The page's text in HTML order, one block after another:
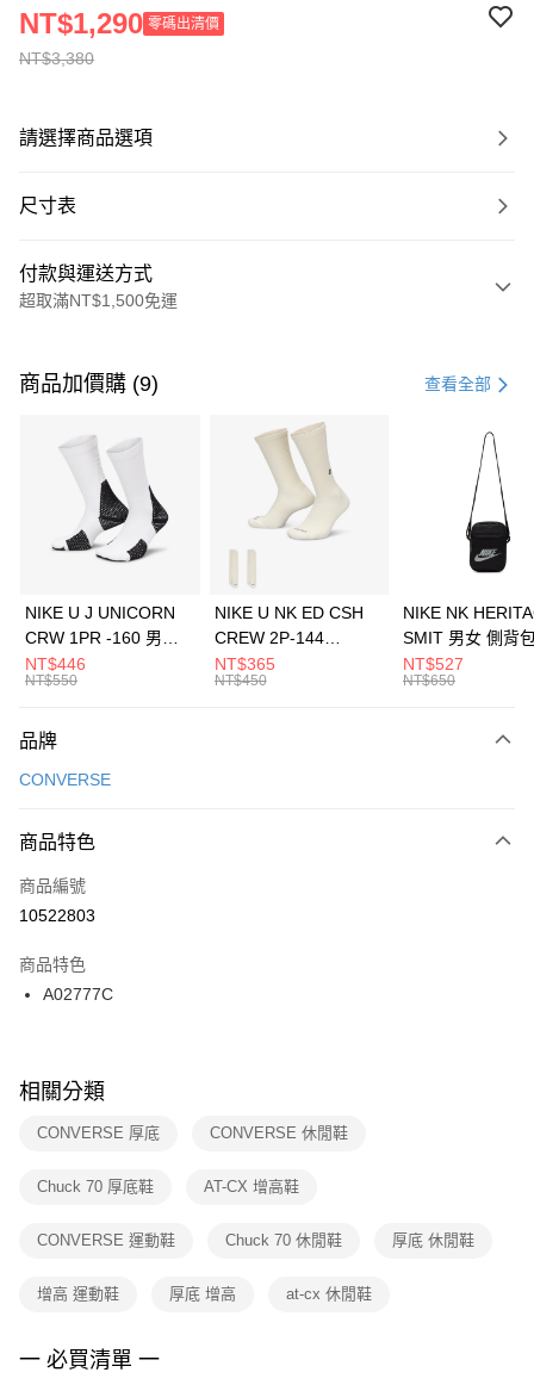
NT$3,380
NT$1,290 零碼出清價
請選擇商品選項
尺寸表
付款與運送方式
超取滿NT$1,500免運
信用卡一次付款
3 期 0 利率 每期 21家銀行
合作金庫商業銀行
第一商業銀行
華南商業銀行
彰化商業銀行
上海商業儲蓄銀行
元大商業銀行
台灣樂天信用卡公司
Apple Pay
全盈+PAY
AFTEE先享後付
【關於「AFTEE先享後付」】
便利好安心！
３．安心：先確認商品／服務後，再付款。
【「AFTEE先享後付」結帳流程】
１．於結帳方式選擇「AFTEE先享後付」後，將跳轉至「AFTEE先享後付」
２．訂單成立數日內，您將收到繳費通知簡訊。
３．收到繳費通知簡訊後14天內，點擊此簡訊中的連結，可透過四大超商／
ATM／網路銀行／等多元方式進行付款，方視為交易完成。
※ 交易是否成功請以「AFTEE先享後付 」之結帳頁面顯示為準，若有關於
是否繳費成功／繳費後需取消欲退款等相關疑問，請聯繫「AFTEE先享後付
客戶支援中心」 https://netprotections.freshdesk.com/support/home
１．透過由恩沛科技股份有限公司提供之「AFTEE先享後付」服務完成之交
權轉讓予恩沛科技股份有限公司。
３．未成年的使用者請事先徵得法定代理人或監護人之同意方可使用
４．使用「AFTEE先享後付」時，將依據個別帳號之用戶狀況，依本公司即
運送方式
每筆NT$100，滿NT$1,500(含以上)免運費
宅配
每筆NT$100，滿NT$1,500(含以上)免運費
付款後門市自取
每筆NT$100，滿NT$1,500(含以上)免運費
商品加價購 (9) 查看全部
NIKE U J UNICORN
CRW 1PR -160 男女
中統襪 FZ3393100
NT$446
NT$550
NIKE U NK ED CSH
CREW 2P-144
EMBRDY 男女 短統襪
FZ3073133
NT$365
NT$450
NIKE NK
SMIT 男女 側背
BA5871010
NT$527
NT$650
品牌
CONVERSE
商品特色
商品編號
10522803
商品特色
A02777C
相關分類
CONVERSE 厚底 CONVERSE 休閒鞋
Chuck 70 厚底鞋 AT-CX 增高鞋
CONVERSE 運動鞋 Chuck 70 休閒鞋 厚底 休閒鞋
增高 運動鞋 厚底 增高 at-cx 休閒鞋
一 必買清單 一